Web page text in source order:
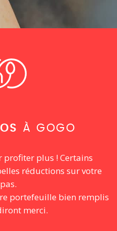
À GOGO
profiter plus ! Certains
réductions sur votre
portefeuille bien remplis
merci.